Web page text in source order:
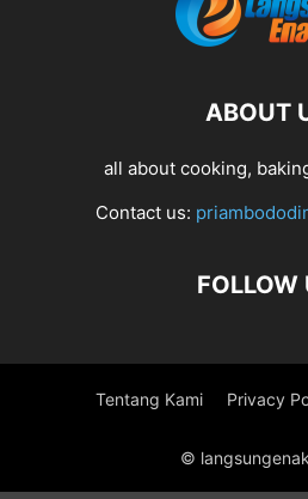
ABOUT
all about cooking,
Contact us:
FOLLOW
Tentang Kami Privacy
©